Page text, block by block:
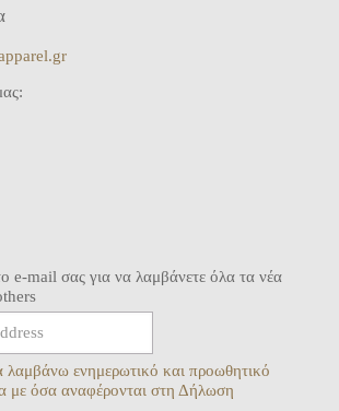
e-mail σας για να λαμβάνετε όλα τα νέα
λαμβάνω ενημερωτικό και προωθητικό
με όσα αναφέρονται στη Δήλωση